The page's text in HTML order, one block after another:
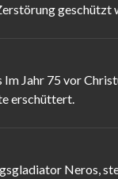
geschützt
Jahr 75 vor
erschüttert.
Neros,